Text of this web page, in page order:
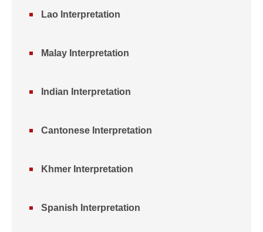
Lao Interpretation
Malay Interpretation
Indian Interpretation
Cantonese Interpretation
Khmer Interpretation
Spanish Interpretation